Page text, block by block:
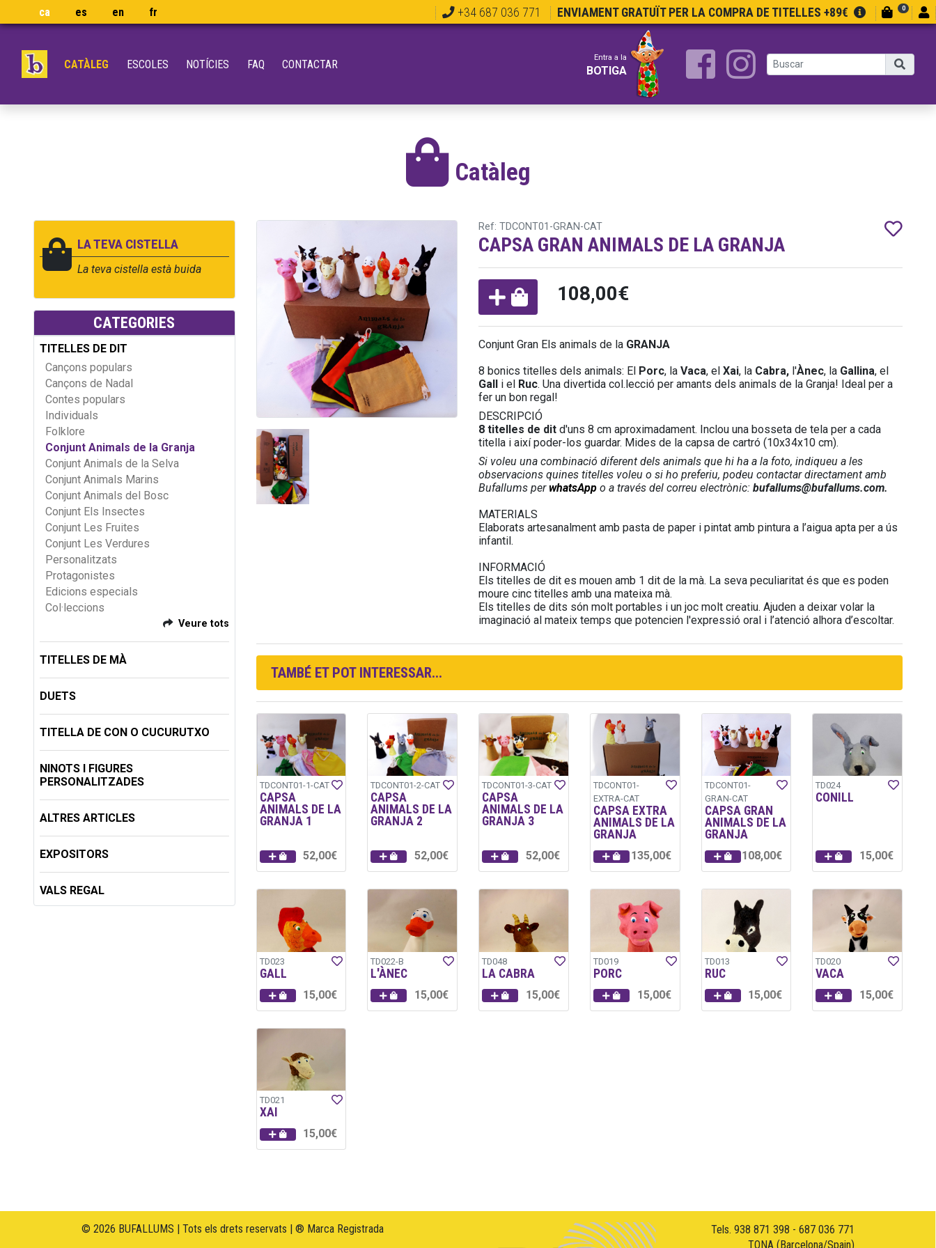
ca es en fr +34 687 036 771 ENVIAMENT GRATUÏT PER LA COMPRA DE TITELLES +89€ 0
CATÀLEG ESCOLES NOTÍCIES FAQ CONTACTAR Entra a la
BOTIGA
Catàleg
LA TEVA CISTELLA
La teva cistella està buida
CATEGORIES
TITELLES DE DIT
Cançons populars
Cançons de Nadal
Contes populars
Individuals
Folklore
Conjunt Animals de la Granja
Conjunt Animals de la Selva
Conjunt Animals Marins
Conjunt Animals del Bosc
Conjunt Els Insectes
Conjunt Les Fruites
Conjunt Les Verdures
Personalitzats
Protagonistes
Edicions especials
Col·leccions
Veure tots
TITELLES DE MÀ
DUETS
TITELLA DE CON O CUCURUTXO
NINOTS I FIGURES
PERSONALITZADES
ALTRES ARTICLES
EXPOSITORS
VALS REGAL
Ref: TDCONT01-GRAN-CAT
CAPSA GRAN ANIMALS DE LA GRANJA
108,00€
Conjunt Gran Els animals de la GRANJA
8 bonics titelles dels animals: El Porc, la Vaca, el Xai, laCabra, l'Ànec, la Gallina, el
Galli el Ruc. Una divertida col.lecció per amants dels animals de la Granja! Ideal per a
fer un bon regal!
DESCRIPCIÓ
8 titelles de ditd'uns 8 cm aproximadament. Inclou una bosseta de tela per a cada
titella i així poder-los guardar. Mides de la capsa de cartró (10x34x10 cm).
Si voleu una combinació diferent dels animals que hi ha a la foto, indiqueu a les
observacions quines titelles voleu o si ho preferiu, podeu contactar directament amb
Bufallums per whatsApp o a través del correu electrònic: bufallums@bufallums.com.
MATERIALS
Elaborats artesanalment amb pasta de paper i pintat amb pintura a l’aigua apta per a ús
infantil.
INFORMACIÓ
Els titelles de dit es mouen amb 1 dit de la mà. La seva peculiaritat és que es poden
moure cinc titelles amb una mateixa mà.
Els titelles de dits són molt portables i un joc molt creatiu. Ajuden a deixar volar la
imaginació al mateix temps que potencien l'expressió oral i l’atenció alhora d’escoltar.
TAMBÉ ET POT INTERESSAR...
TDCONT01-1-CAT
CAPSA
ANIMALS DE LA
GRANJA 1
52,00€
TDCONT01-2-CAT
CAPSA
ANIMALS DE LA
GRANJA 2
52,00€
TDCONT01-3-CAT
CAPSA
ANIMALS DE LA
GRANJA 3
52,00€
TDCONT01-
EXTRA-CAT
CAPSA EXTRA
ANIMALS DE LA
GRANJA
135,00€
TDCONT01-
GRAN-CAT
CAPSA GRAN
ANIMALS DE LA
GRANJA
108,00€
TD024
CONILL
15,00€
TD023
GALL
15,00€
TD022-B
L'ÀNEC
15,00€
TD048
LA CABRA
15,00€
TD019
PORC
15,00€
TD013
RUC
15,00€
TD020
VACA
15,00€
TD021
XAI
15,00€
© 2026 BUFALLUMS | Tots els drets reservats | ® Marca Registrada
Tels. 938 871 398 - 687 036 771
TONA (Barcelona/Spain)